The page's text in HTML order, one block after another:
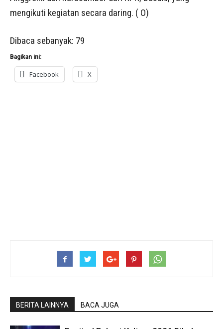
mengikuti kegiatan secara daring. ( O)
Dibaca sebanyak: 79
Bagikan ini:
Facebook X
BERITA LAINNYA BACA JUGA